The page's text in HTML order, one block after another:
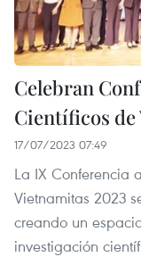
Celebran
Científicos de
17/07/2023 07:49
La IX Conferencia
Vietnamitas 2023
creando un
investigación